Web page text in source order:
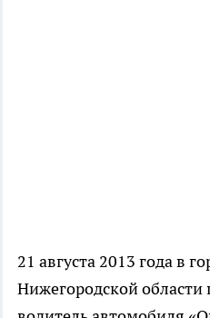
21 августа 2013 года в
Нижегородской